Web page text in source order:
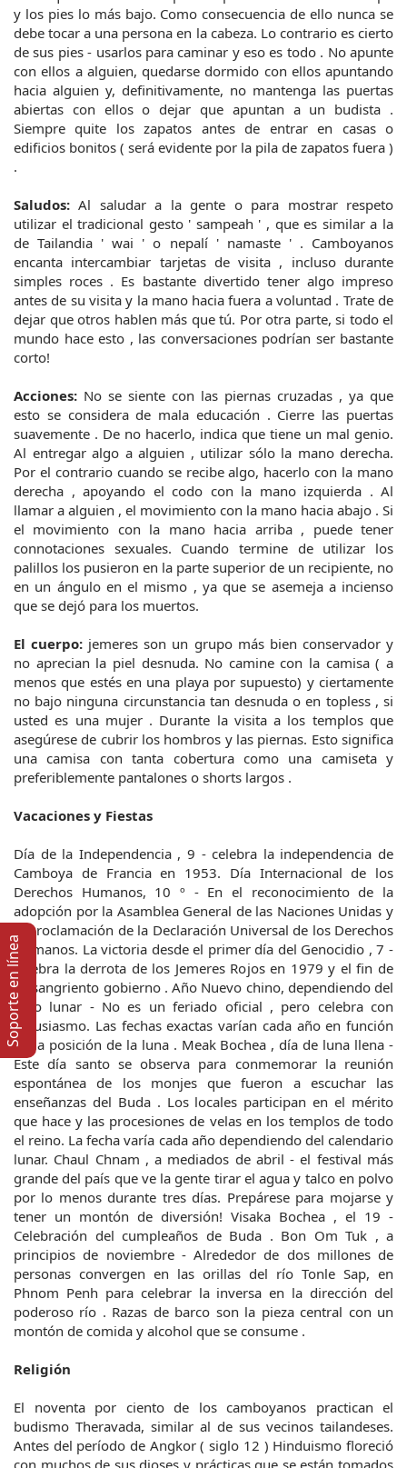
y los pies lo más bajo. Como consecuencia de ello nunca se
debe tocar a una persona en la cabeza. Lo contrario es cierto
de sus pies - usarlos para caminar y eso es todo . No apunte
con ellos a alguien, quedarse dormido con ellos apuntando
hacia alguien y, definitivamente, no mantenga las puertas
abiertas con ellos o dejar que apuntan a un budista .
Siempre quite los zapatos antes de entrar en casas o
edificios bonitos ( será evidente por la pila de zapatos fuera )
.
Saludos: Al saludar a la gente o para mostrar respeto
utilizar el tradicional gesto ' sampeah ' , que es similar a la
de Tailandia ' wai ' o nepalí ' namaste ' . Camboyanos
encanta intercambiar tarjetas de visita , incluso durante
simples roces . Es bastante divertido tener algo impreso
antes de su visita y la mano hacia fuera a voluntad . Trate de
dejar que otros hablen más que tú. Por otra parte, si todo el
mundo hace esto , las conversaciones podrían ser bastante
corto!
Acciones: No se siente con las piernas cruzadas , ya que
esto se considera de mala educación . Cierre las puertas
suavemente . De no hacerlo, indica que tiene un mal genio.
Al entregar algo a alguien , utilizar sólo la mano derecha.
Por el contrario cuando se recibe algo, hacerlo con la mano
derecha , apoyando el codo con la mano izquierda . Al
llamar a alguien , el movimiento con la mano hacia abajo . Si
el movimiento con la mano hacia arriba , puede tener
connotaciones sexuales. Cuando termine de utilizar los
palillos los pusieron en la parte superior de un recipiente, no
en un ángulo en el mismo , ya que se asemeja a incienso
que se dejó para los muertos.
El cuerpo: jemeres son un grupo más bien conservador y
no aprecian la piel desnuda. No camine con la camisa ( a
menos que estés en una playa por supuesto) y ciertamente
no bajo ninguna circunstancia tan desnuda o en topless , si
usted es una mujer . Durante la visita a los templos que
asegúrese de cubrir los hombros y las piernas. Esto significa
una camisa con tanta cobertura como una camiseta y
preferiblemente pantalones o shorts largos .
Vacaciones y Fiestas
Día de la Independencia , 9 - celebra la independencia de
Camboya de Francia en 1953. Día Internacional de los
Derechos Humanos, 10 º - En el reconocimiento de la
adopción por la Asamblea General de las Naciones Unidas y
la proclamación de la Declaración Universal de los Derechos
Humanos. La victoria desde el primer día del Genocidio , 7 -
celebra la derrota de los Jemeres Rojos en 1979 y el fin de
su sangriento gobierno . Año Nuevo chino, dependiendo del
ciclo lunar - No es un feriado oficial , pero celebra con
entusiasmo. Las fechas exactas varían cada año en función
de la posición de la luna . Meak Bochea , día de luna llena -
Este día santo se observa para conmemorar la reunión
espontánea de los monjes que fueron a escuchar las
enseñanzas del Buda . Los locales participan en el mérito
que hace y las procesiones de velas en los templos de todo
el reino. La fecha varía cada año dependiendo del calendario
lunar. Chaul Chnam , a mediados de abril - el festival más
grande del país que ve la gente tirar el agua y talco en polvo
por lo menos durante tres días. Prepárese para mojarse y
tener un montón de diversión! Visaka Bochea , el 19 -
Celebración del cumpleaños de Buda . Bon Om Tuk , a
principios de noviembre - Alrededor de dos millones de
personas convergen en las orillas del río Tonle Sap, en
Phnom Penh para celebrar la inversa en la dirección del
poderoso río . Razas de barco son la pieza central con un
montón de comida y alcohol que se consume .
Religión
El noventa por ciento de los camboyanos practican el
budismo Theravada, similar al de sus vecinos tailandeses.
Antes del período de Angkor ( siglo 12 ) Hinduismo floreció
Soporte en lí­nea